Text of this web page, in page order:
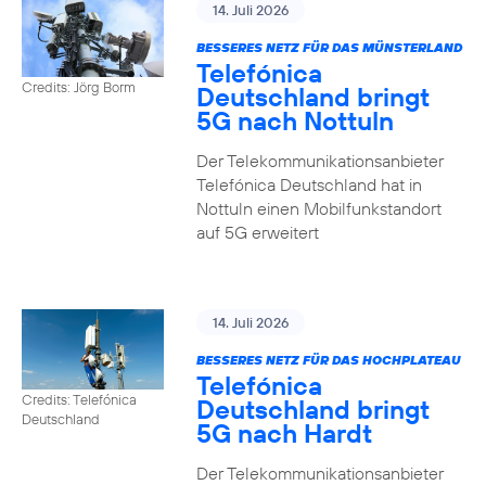
Credits: Jörg Borm
14. Juli 2026
BESSERES NETZ FÜR DAS MÜNSTERLAND
Telefónica
Deutschland bringt
5G nach Nottuln
Der Telekommunikationsanbieter
Telefónica Deutschland hat in
Nottuln einen Mobilfunkstandort
auf 5G erweitert
Credits: Telefónica
Deutschland
14. Juli 2026
BESSERES NETZ FÜR DAS HOCHPLATEAU
Telefónica
Deutschland bringt
5G nach Hardt
Der Telekommunikationsanbieter